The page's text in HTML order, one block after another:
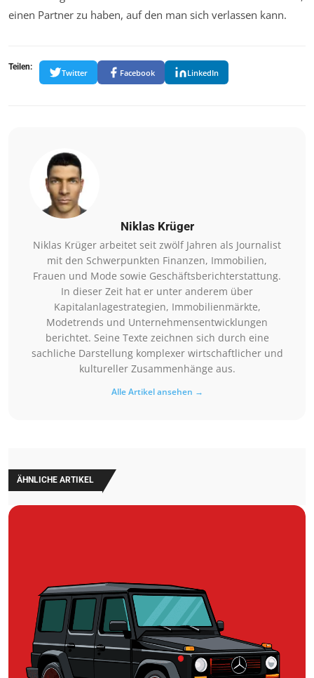
einen Partner zu haben, auf den man sich verlassen kann.
Teilen:
Twitter Facebook LinkedIn
Niklas Krüger
Niklas Krüger arbeitet seit zwölf Jahren als Journalist
mit den Schwerpunkten Finanzen, Immobilien,
Frauen und Mode sowie Geschäftsberichterstattung.
In dieser Zeit hat er unter anderem über
Kapitalanlagestrategien, Immobilienmärkte,
Modetrends und Unternehmensentwicklungen
berichtet. Seine Texte zeichnen sich durch eine
sachliche Darstellung komplexer wirtschaftlicher und
kultureller Zusammenhänge aus.
Alle Artikel ansehen →
ÄHNLICHE ARTIKEL